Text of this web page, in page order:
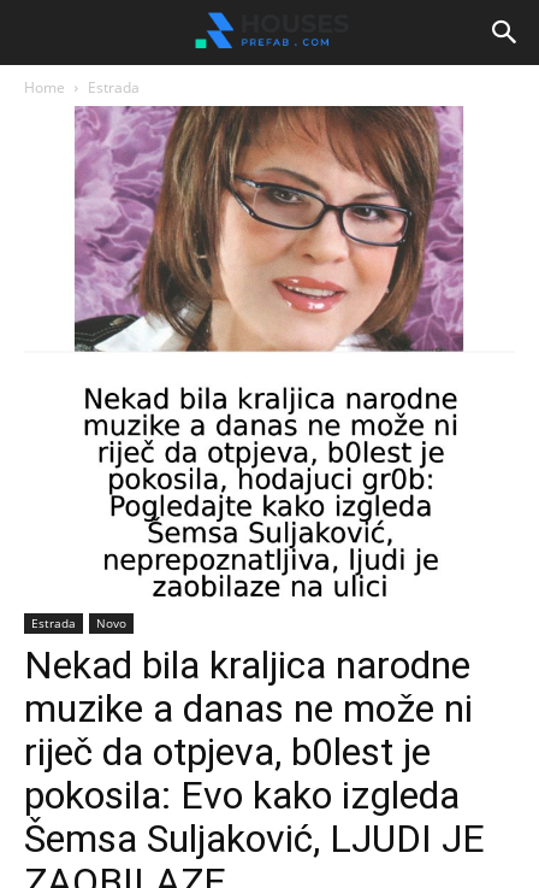
Home Estrada
Estrada Novo
Nekad bila kraljica narodne
muzike a danas ne može ni
riječ da otpjeva, b0lest je
pokosila: Evo kako izgleda
Šemsa Suljaković, LJUDI JE